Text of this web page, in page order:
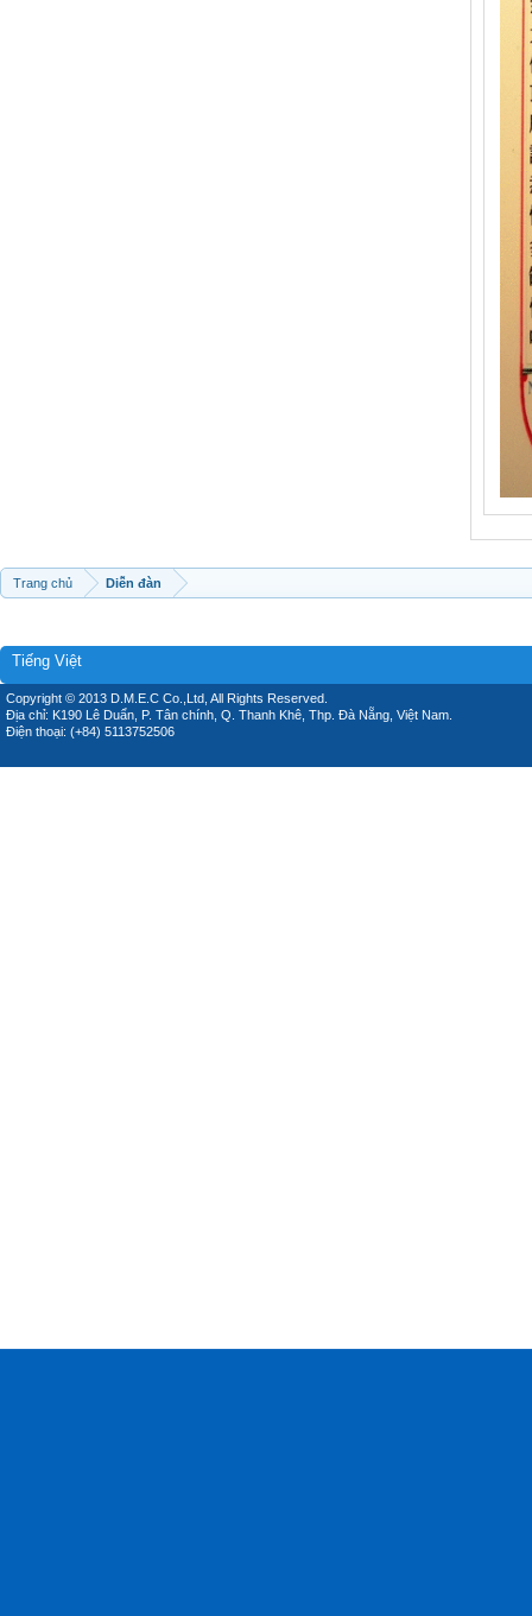
Trang chủ Diễn đàn
Tiếng Việt
Copyright © 2013 D.M.E.C Co.,Ltd, All Rights Reserved.
Địa chỉ: K190 Lê Duẩn, P. Tân chính, Q. Thanh Khê, Thp. Đà Nẵng, Việt Nam.
Điện thoại: (+84) 5113752506